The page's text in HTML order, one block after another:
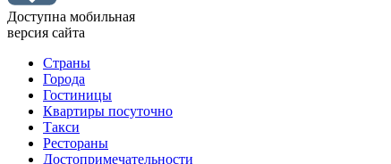
Доступна мобильная
версия сайта
Страны
Города
Гостиницы
Квартиры посуточно
Такси
Рестораны
Достопримечательности